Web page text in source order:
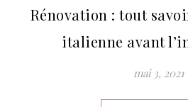
Rénovation : tout
italienne avant
mai 3, 2021